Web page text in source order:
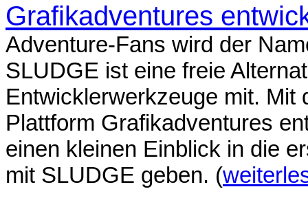
Grafikadventures
Adventure-Fans wird der
SLUDGE ist eine freie
Entwicklerwerkzeuge mit. Mit
Plattform Grafikadventures
einen kleinen Einblick in die
mit SLUDGE geben. (